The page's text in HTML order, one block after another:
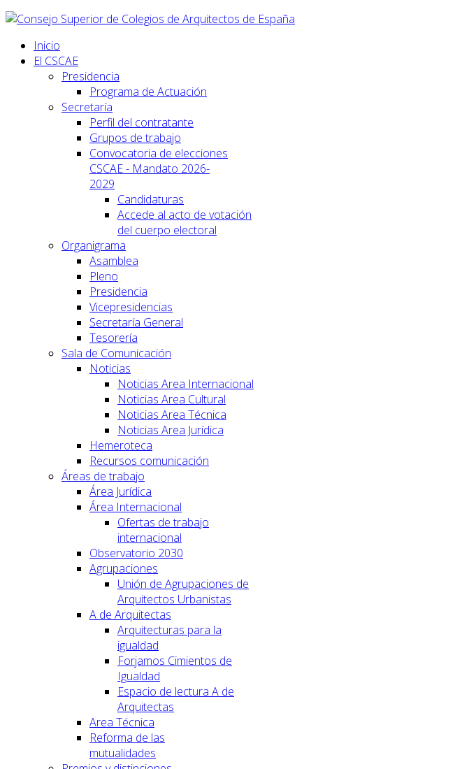
Inicio
El CSCAE
Presidencia
Programa de Actuación
Secretaría
Perfil del contratante
Grupos de trabajo
Convocatoria de elecciones
CSCAE - Mandato 2026-
2029
Candidaturas
Accede al acto de votación
del cuerpo electoral
Organigrama
Asamblea
Pleno
Presidencia
Vicepresidencias
Secretaría General
Tesorería
Sala de Comunicación
Noticias
Noticias Area Internacional
Noticias Area Cultural
Noticias Area Técnica
Noticias Area Jurídica
Hemeroteca
Recursos comunicación
Áreas de trabajo
Área Jurídica
Área Internacional
Ofertas de trabajo
internacional
Observatorio 2030
Agrupaciones
Unión de Agrupaciones de
Arquitectos Urbanistas
A de Arquitectas
Arquitecturas para la
igualdad
Forjamos Cimientos de
Igualdad
Espacio de lectura A de
Arquitectas
Area Técnica
Reforma de las
mutualidades